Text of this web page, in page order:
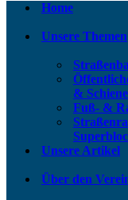
Home
Unsere Themen
& Schiene
Fuß- &
Unsere Artikel
Über den